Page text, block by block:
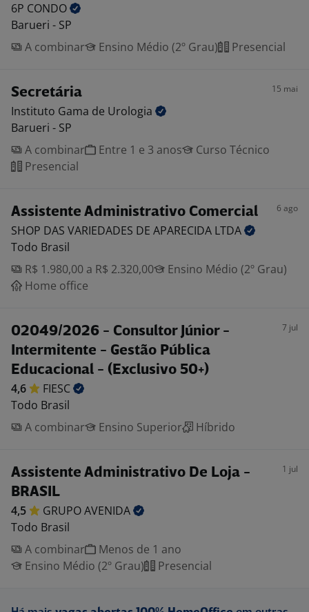
6P CONDO
Barueri - SP
A combinar
Ensino Médio (2º Grau) Presencial
Secretária 15 mai
Instituto Gama de Urologia
Barueri - SP
A combinar
Entre 1 e 3 anos
Curso Técnico
Presencial
Assistente Administrativo Comercial 6 ago
SHOP DAS VARIEDADES DE APARECIDA LTDA
Todo Brasil
R$ 1.980,00 a R$ 2.320,00
Ensino Médio (2º Grau)
Home office
02049/2026 - Consultor Júnior -
Intermitente - Gestão Pública
Educacional - (Exclusivo 50+)
7 jul
4,6
FIESC
Todo Brasil
A combinar
Ensino Superior Híbrido
Assistente Administrativo De Loja -
BRASIL
1 jul
4,5 GRUPOAVENIDA
Todo Brasil
A combinar
Menos de 1 ano
Ensino Médio (2º Grau)
Presencial